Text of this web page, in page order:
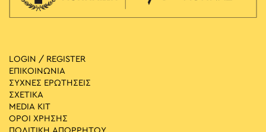
LOGIN / REGISTER
ΕΠΙΚΟΙΝΩΝΙΑ
ΣΥΧΝΕΣ ΕΡΩΤΗΣΕΙΣ
ΣΧΕΤΙΚΑ
MEDIA ΚIT
ΟΡΟΙ ΧΡΗΣΗΣ